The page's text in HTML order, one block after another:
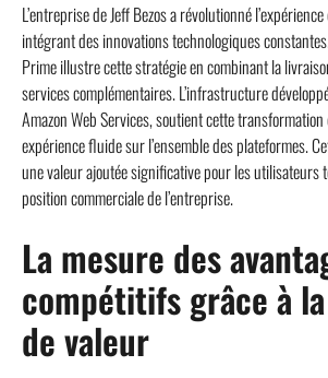
L’entreprise de Jeff Bezos a révolutionné
intégrant des innovations technologiques
Prime illustre cette stratégie en combinant la
services complémentaires. L’infrastructure
Amazon Web Services, soutient cette
expérience fluide sur l’ensemble des plateformes.
une valeur ajoutée significative pour les utilisateurs
position commerciale de l’entreprise.
La mesure des
compétitifs grâce à
de valeur